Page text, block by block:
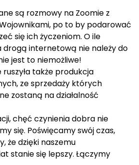
są rozmowy na Zoomie z
po to by podarować
się ich życzeniom. O ile
drogą internetową nie należy do
jest to niemożliwe!
także produkcja
ze sprzedaży których
zostaną na działalność
chęć czynienia dobra nie
się. Poświęcamy swój czas,
że dzięki naszemu
stanie się lepszy. Łączymy